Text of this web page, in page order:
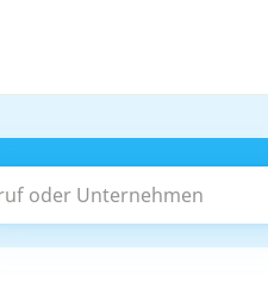
oder Unternehmen